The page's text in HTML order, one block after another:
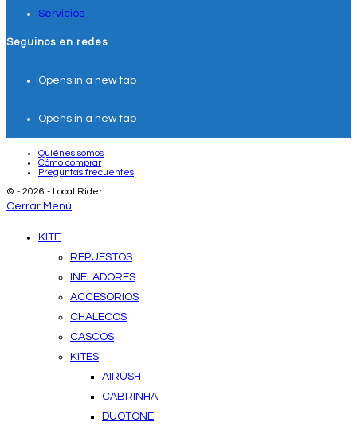
Servicios
Seguinos en redes
Opens in a new tab
Opens in a new tab
Quiénes somos
Cómo comprar
Preguntas frecuentes
© - 2026 - Local Rider
Cerrar Menú
KITE
REPUESTOS
INFLADORES
ACCESORIOS
CHALECOS
CASCOS
KITES
AIRUSH
CABRINHA
DUOTONE